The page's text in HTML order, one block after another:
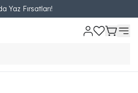
Yaz Fırsatları!
Oturma Odası